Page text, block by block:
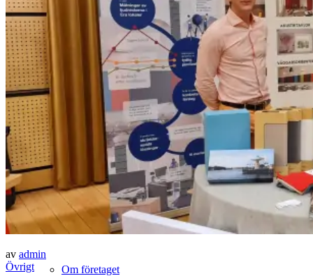
Stolstrumpa
Filt
Kuddfodral
Outlet
Prislista
Om oss
Om företaget
av admin
Övrigt